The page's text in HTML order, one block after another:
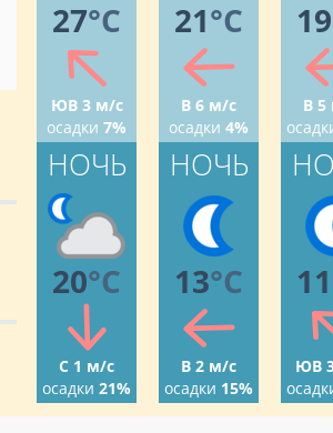
27°C
ЮВ 3 м/с
осадки 7%
НОЧЬ
20°C
С 1 м/с
осадки 21%
21°C
В 6 м/с
осадки 4%
НОЧЬ
13°C
В 2 м/с
осадки 15%
19
В 5
11
ЮВ